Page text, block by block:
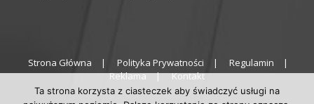
Strona Główna Polityka Prywatności
Regulamin
Reklama
Kontakt
Ta strona korzysta z ciasteczek aby świadczyć usługi na